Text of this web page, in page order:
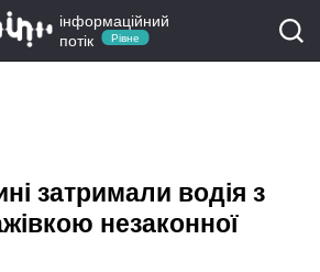
інформаційний
потік
Рівне
затримали водія з
незаконної